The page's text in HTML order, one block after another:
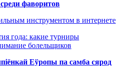
фаворитов
инструментом в интернете
года: какие турниры
болельщиков
Еўропы па самба сярод